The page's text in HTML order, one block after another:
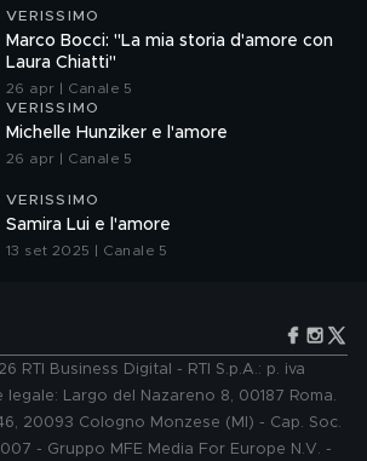
VERISSIMO
Marco Bocci: "La mia storia d'amore con
Laura Chiatti"
26 apr | Canale 5
VERISSIMO
Michelle Hunziker e l'amore
26 apr | Canale 5
VERISSIMO
Samira Lui e l'amore
13 set 2025 | Canale 5
RTI Business Digital - RTI S.p.A.: p. iva
legale: Largo del Nazareno 8, 00187 Roma.
20093 Cologno Monzese (MI) - Cap. Soc.
- Gruppo MFE Media For Europe N.V. -